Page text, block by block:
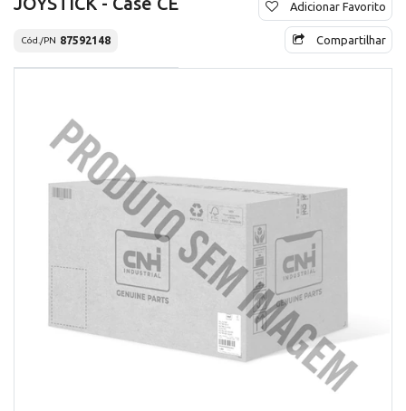
Cód./PN 87592148
Adicionar Favorito
Compartilhar